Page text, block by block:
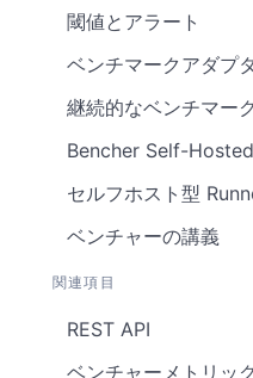
閾値とアラート
ベンチマークアダプ
継続的なベンチマーク
Bencher Self-Hosted
セルフホスト型
ベンチャーの講義
関連項目
REST API
ベンチャーメトリッ